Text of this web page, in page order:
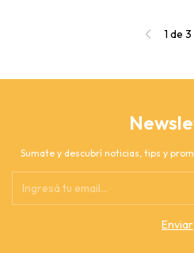
1 de 3
Sumate y descubrí noticias, tips y